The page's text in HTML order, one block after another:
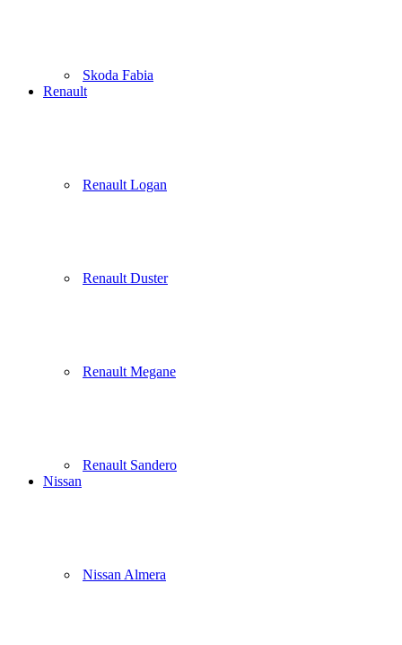
Skoda Fabia
Renault
Renault Logan
Renault Duster
Renault Megane
Renault Sandero
Nissan
Nissan Almera